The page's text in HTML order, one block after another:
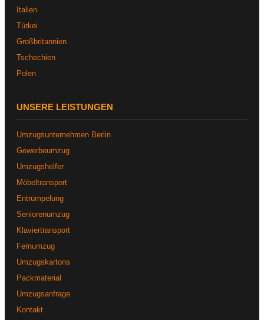
Italien
Türkei
Großbritannien
Tschechien
Polen
UNSERE LEISTUNGEN
Umzugsunternehmen Berlin
Gewerbeumzug
Umzugshelfer
Möbeltransport
Entrümpelung
Seniorenumzug
Klaviertransport
Fernumzug
Umzugskartons
Packmaterial
Umzugsanfrage
Kontakt